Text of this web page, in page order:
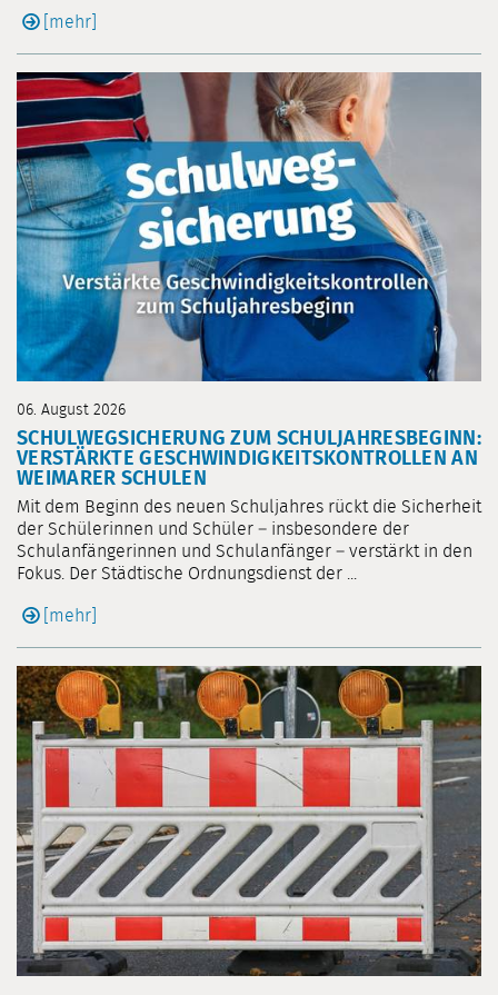
[mehr]
06. August 2026
SCHULWEGSICHERUNG ZUM SCHULJAHRESBEGINN:
VERSTÄRKTE GESCHWINDIGKEITSKONTROLLEN AN
WEIMARER SCHULEN
Mit dem Beginn des neuen Schuljahres rückt die Sicherheit
der Schülerinnen und Schüler – insbesondere der
Schulanfängerinnen und Schulanfänger – verstärkt in den
Fokus. Der Städtische Ordnungsdienst der ...
[mehr]